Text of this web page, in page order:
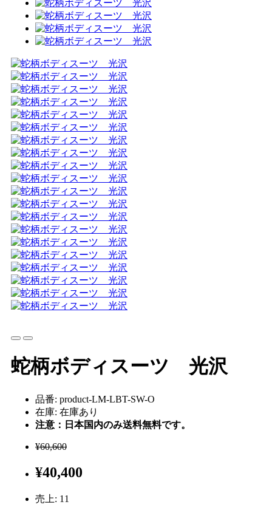
蛇柄ボディスーツ 光沢
品番: product-LM-LBT-SW-O
在庫: 在庫あり
注意：日本国内のみ送料無料です。
¥60,600
¥40,400
売上: 11